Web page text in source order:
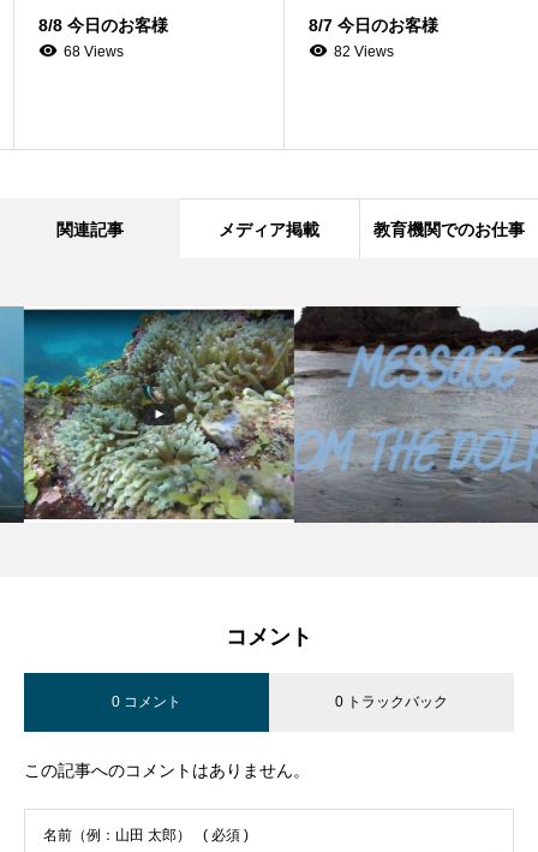
8/8 今日のお客様
68 Views
8/7 今日のお客様
82 Views
関連記事 メディア掲載 教育機関でのお仕事
コメント
0 コメント 0 トラックバック
この記事へのコメントはありません。
名前（例：山田 太郎） ( 必須 )